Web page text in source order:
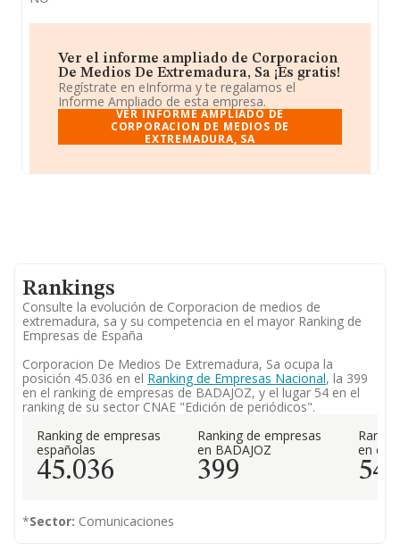
Ver el informe ampliado de Corporacion
De Medios De Extremadura, Sa ¡Es gratis!
Regístrate en eInforma y te regalamos el
Informe Ampliado de esta empresa.
VER INFORME AMPLIADO DE
CORPORACION DE MEDIOS DE
EXTREMADURA, SA
Rankings
Consulte la evolución de Corporacion de medios de
extremadura, sa y su competencia en el mayor Ranking de
Empresas de España
Corporacion De Medios De Extremadura, Sa ocupa la
posición 45.036 en el Ranking de Empresas Nacional, la 399
en el ranking de empresas de BADAJOZ, y el lugar 54 en el
ranking de su sector CNAE "Edición de periódicos".
Ranking de empresas
españolas
45.036
Ranking de empresas
en BADAJOZ
399
en el
54
*Sector: Comunicaciones